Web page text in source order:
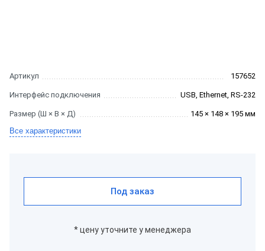
Артикул 157652
Интерфейс подключения USB, Ethernet, RS-232
Размер (Ш × В × Д)
145 × 148 × 195 мм
Все характеристики
Под заказ
* цену уточните у менеджера